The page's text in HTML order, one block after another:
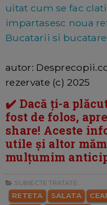
uitat cum se fac
impartasesc noua
Bucatarii si
autor:
rezervate (c) 2025
✔️ Dacă ți-a
fost de folos,
share! Aceste
utile și altor
mulțumim
SUBIECTE TRATATE:
RETETA SALATA